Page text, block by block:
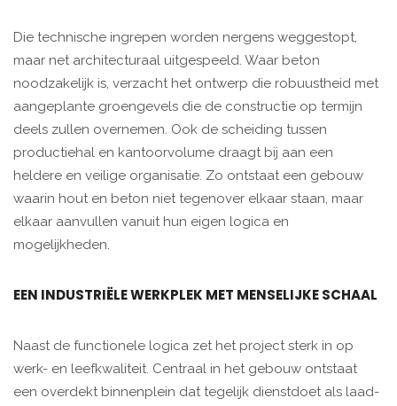
Die technische ingrepen worden nergens weggestopt,
maar net architecturaal uitgespeeld. Waar beton
noodzakelijk is, verzacht het ontwerp die robuustheid met
aangeplante groengevels die de constructie op termijn
deels zullen overnemen. Ook de scheiding tussen
productiehal en kantoorvolume draagt bij aan een
heldere en veilige organisatie. Zo ontstaat een gebouw
waarin hout en beton niet tegenover elkaar staan, maar
elkaar aanvullen vanuit hun eigen logica en
mogelijkheden.
EEN INDUSTRIËLE WERKPLEK MET MENSELIJKE SCHAAL
Naast de functionele logica zet het project sterk in op
werk- en leefkwaliteit. Centraal in het gebouw ontstaat
een overdekt binnenplein dat tegelijk dienstdoet als laad-